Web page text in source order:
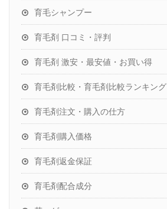
育毛シャンプー
育毛剤 口コミ・評判
育毛剤 激安・最安値・お買い得
育毛剤比較・育毛剤比較ランキング
育毛剤注文・購入の仕方
育毛剤購入価格
育毛剤返金保証
育毛剤配合成分